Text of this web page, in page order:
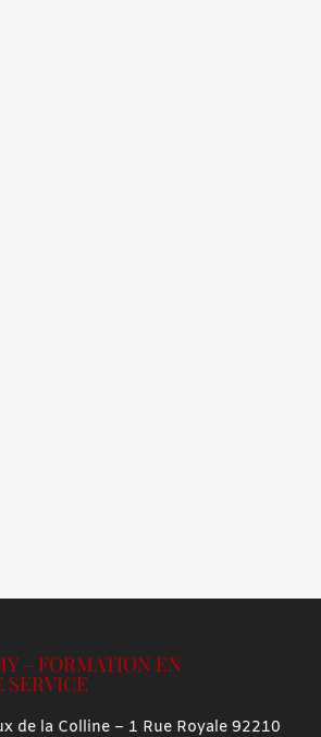
– FORMATION EN
SERVICE
de la Colline – 1 Rue Royale 92210